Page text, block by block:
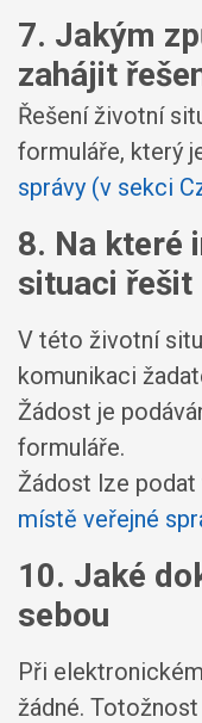
7. Jakým
zahájit
Řešení životní
formuláře, který
správy (v sekci
8. Na které
situaci řešit
V této životní
komunikaci
Žádost je
formuláře.
Žádost lze podat
místě veřejné
10. Jaké
sebou
Při
žádné.